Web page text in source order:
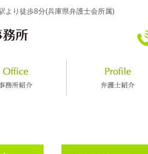
り徒歩8分(兵庫県弁護士会所属)